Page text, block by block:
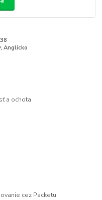
Anglicko
a ochota
cez Packetu